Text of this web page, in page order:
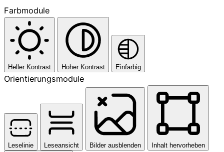
Farbmodule
Heller Kontrast Hoher Kontrast Einfarbig
Orientierungsmodule
Leselinie Leseansicht Bilder ausblenden Inhalt hervorheben